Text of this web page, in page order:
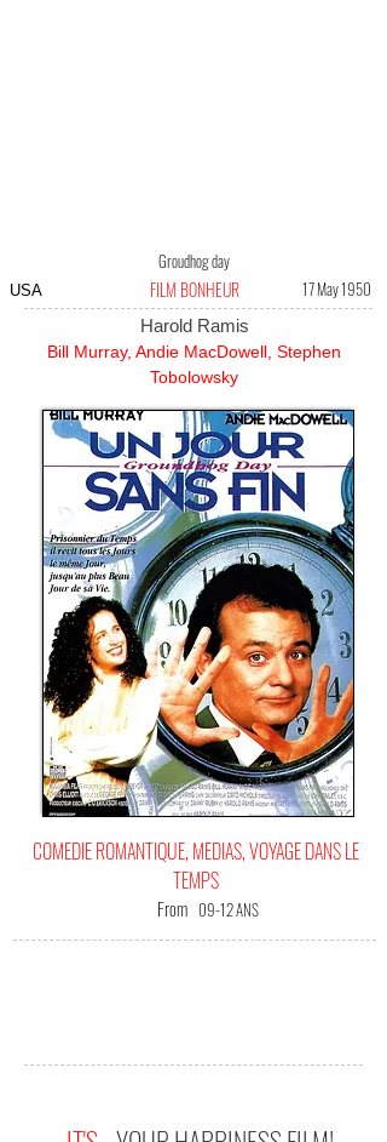
Groudhog day
USA FILM BONHEUR 17 May 1950
Harold Ramis
Bill Murray, Andie MacDowell, Stephen
Tobolowsky
COMEDIE ROMANTIQUE, MEDIAS, VOYAGE DANS LE
TEMPS
From 09-12 ANS